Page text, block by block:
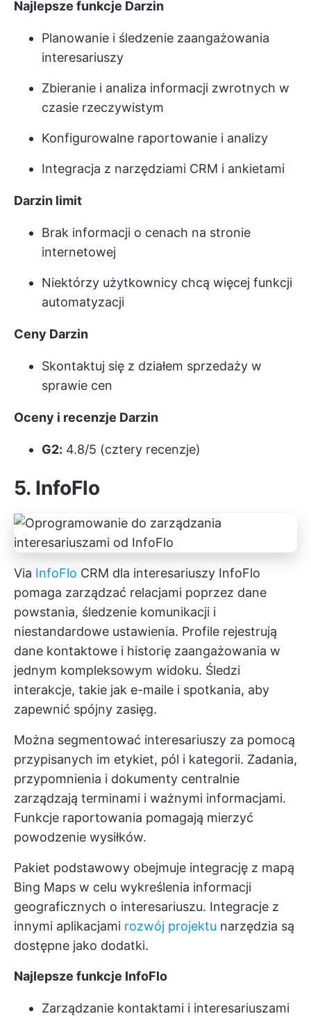
Najlepsze funkcje Darzin
Planowanie i śledzenie zaangażowania
interesariuszy
Zbieranie i analiza informacji zwrotnych w
czasie rzeczywistym
Konfigurowalne raportowanie i analizy
Integracja z narzędziami CRM i ankietami
Darzin limit
Brak informacji o cenach na stronie
internetowej
Niektórzy użytkownicy chcą więcej funkcji
automatyzacji
Ceny Darzin
Skontaktuj się z działem sprzedaży w
sprawie cen
Oceny i recenzje Darzin
G2: 4.8/5 (cztery recenzje)
5. InfoFlo
Via InfoFlo CRM dla interesariuszy InfoFlo
pomaga zarządzać relacjami poprzez dane
powstania, śledzenie komunikacji i
niestandardowe ustawienia. Profile rejestrują
dane kontaktowe i historię zaangażowania w
jednym kompleksowym widoku. Śledzi
interakcje, takie jak e-maile i spotkania, aby
zapewnić spójny zasięg.
Można segmentować interesariuszy za pomocą
przypisanych im etykiet, pól i kategorii. Zadania,
przypomnienia i dokumenty centralnie
zarządzają terminami i ważnymi informacjami.
Funkcje raportowania pomagają mierzyć
powodzenie wysiłków.
Pakiet podstawowy obejmuje integrację z mapą
Bing Maps w celu wykreślenia informacji
geograficznych o interesariuszu. Integracje z
innymi aplikacjami rozwój projektu narzędzia są
dostępne jako dodatki.
Najlepsze funkcje InfoFlo
Zarządzanie kontaktami i interesariuszami